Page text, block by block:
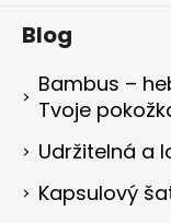
Blog
Bambus –
Tvoje
Udržitelná a
Kapsulový